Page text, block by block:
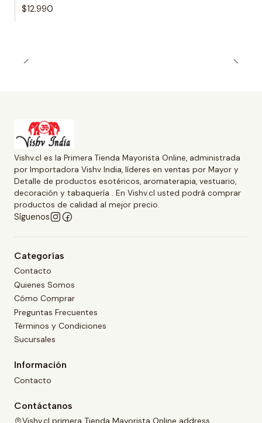
$12.990
Vishv.cl es la Primera Tienda Mayorista Online, administrada
por Importadora Vishv India, líderes en ventas por Mayor y
Detalle de productos esotéricos, aromaterapia, vestuario,
decoración y tabaquería . En Vishv.cl usted podrá comprar
productos de calidad al mejor precio.
Síguenos
Categorías
Contacto
Quienes Somos
Cómo Comprar
Preguntas Frecuentes
Términos y Condiciones
Sucursales
Información
Contacto
Contáctanos
Vishv.cl primera Tienda Mayorista Online address